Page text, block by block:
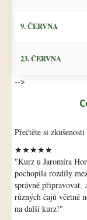
9. ČERVNA
23. ČERVNA
-->
Přečtěte si
★★★★★
"Kurz u Jaromíra
pochopila rozdíly
správně připravovat.
různých čajů včetně
na další kurz!"